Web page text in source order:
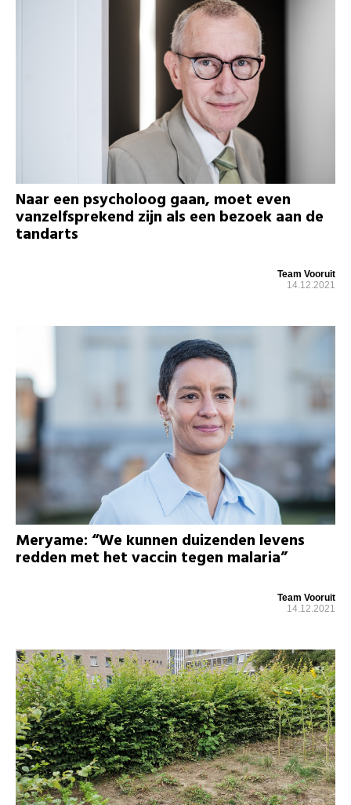
Naar een psycholoog gaan, moet even
vanzelfsprekend zijn als een bezoek aan de
tandarts
Team Vooruit
14.12.2021
Meryame: “We kunnen duizenden levens
redden met het vaccin tegen malaria”
Team Vooruit
14.12.2021